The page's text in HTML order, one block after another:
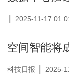
2025-11-17
空间智能将
科技日报 2025-